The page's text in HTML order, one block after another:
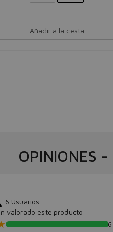
Añadir a la cesta
OPINIONES -
6 Usuarios
valorado este producto
6